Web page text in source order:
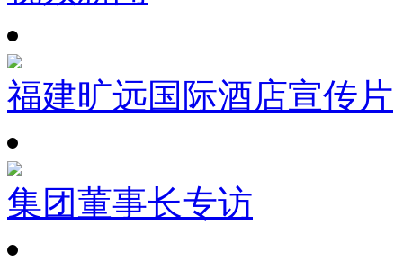
福建旷远国际酒店宣传片
集团董事长专访